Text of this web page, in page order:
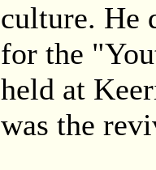
culture. He
for the
held at
was the